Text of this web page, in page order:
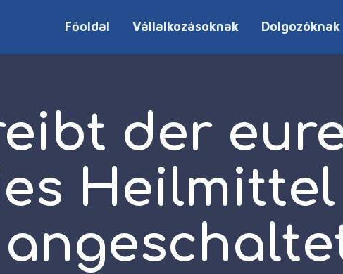
Főoldal Vállalkozásoknak Dolgozóknak
der